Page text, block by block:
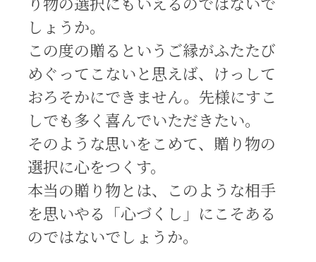
しょうか。
この度の贈るというご縁がふたたび
めぐってこないと思えば、けっして
おろそかにできません。先様にすこ
しでも多く喜んでいただきたい。
そのような思いをこめて、贈り物の
選択に心をつくす。
本当の贈り物とは、このような相手
を思いやる「心づくし」にこそある
のではないでしょうか。